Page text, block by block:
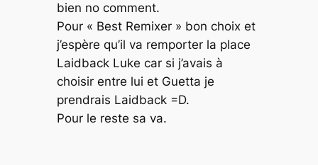
bien no comment.
Pour « Best Remixer » bon choix et
j’espère qu’il va remporter la place
Laidback Luke car si j’avais à
choisir entre lui et Guetta je
prendrais Laidback =D.
Pour le reste sa va.